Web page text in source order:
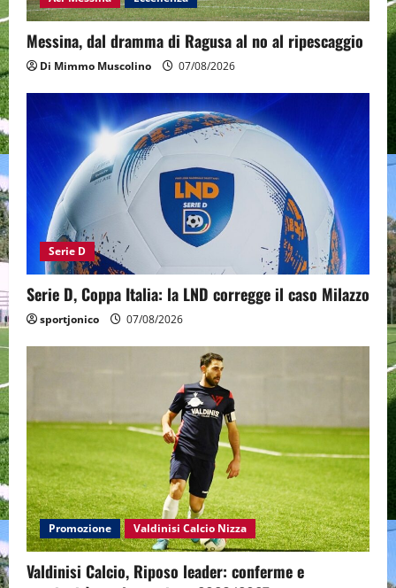
Messina, dal dramma di Ragusa al no al ripescaggio
Di Mimmo Muscolino 07/08/2026
Serie D
Serie D, Coppa Italia: la LND corregge il caso Milazzo
sportjonico 07/08/2026
Promozione Valdinisi Calcio Nizza
Valdinisi Calcio, Riposo leader: conferme e